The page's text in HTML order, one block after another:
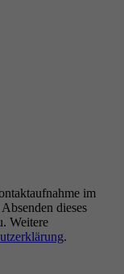
im
dieses
Weitere
.